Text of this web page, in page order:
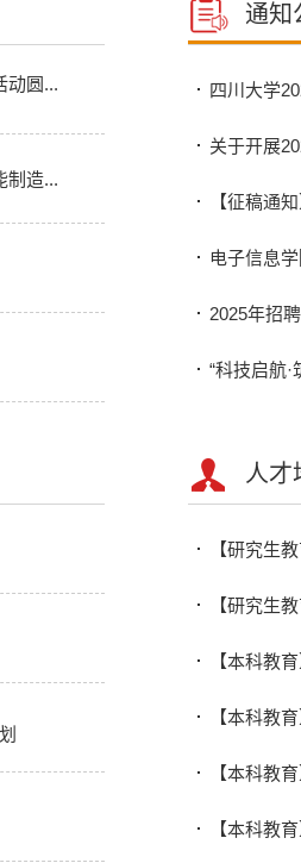
动圆...
制造...
通知
四川大学
关于开展
【征稿通
电子信息
2025年招
“科技启航
人才
【研究生
【研究生
【本科教
【本科教
【本科教
【本科教